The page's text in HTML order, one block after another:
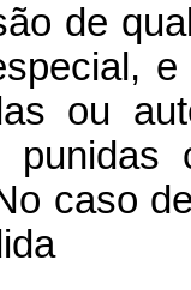
de
ou
caso